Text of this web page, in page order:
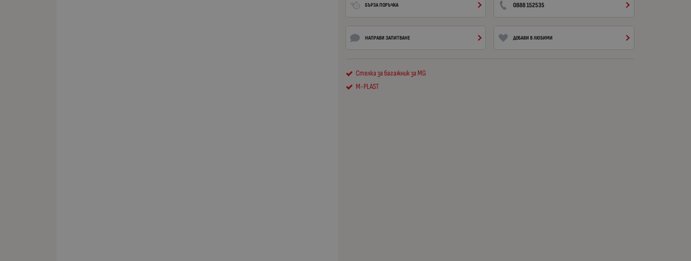
БЪРЗА ПОРЪЧКА 0888 152535
НАПРАВИ ЗАПИТВАНЕ ДОБАВИ В ЛЮБИМИ
Стелка за багажник за MG
M-PLAST